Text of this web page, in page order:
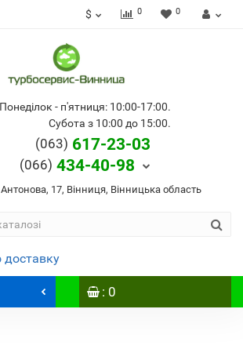
$ 0 0
Понеділок - п'ятниця: 10:00-17:00.
Субота з 10:00 до 15:00.
(063) 617-23-03
(066) 434-40-98
17, Вінниця, Вінницька область
доставку
: 0